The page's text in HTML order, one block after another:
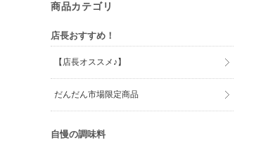
商品カテゴリ
店長おすすめ！
【店長オススメ♪】
だんだん市場限定商品
自慢の調味料